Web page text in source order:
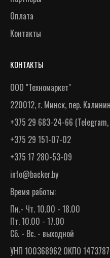
Оплата
Контакты
КОНТАКТЫ
ООО "Техномаркет"
220012, г. Минск, пер.
+375 29 683-24-66 (Telegram,
+375 29 151-07-02
+375 17 280-53-09
info@backer.by
Время работы:
Пн.- Чт. 10.00 - 18.00
Пт. 10.00 - 17.00
Сб. - Вс. - выходной
УНП 100368962 ОКПО